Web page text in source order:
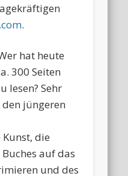
.
hat heute
300 Seiten
lesen? Sehr
jüngeren
die
auf das
und des